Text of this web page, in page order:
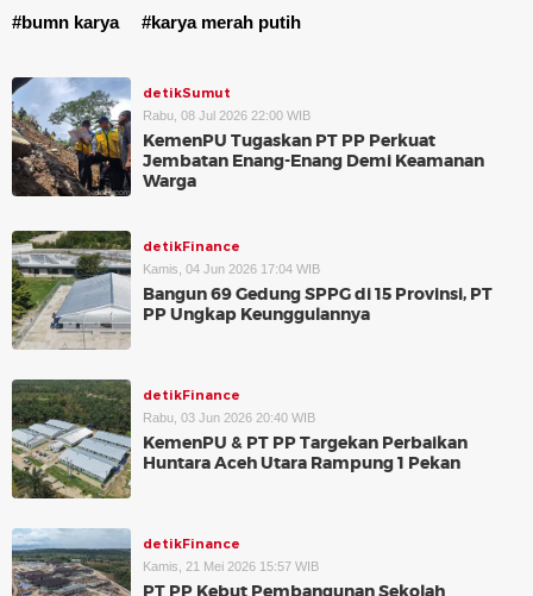
#bumn karya
#karya merah putih
detikSumut
Rabu, 08 Jul 2026 22:00 WIB
KemenPU Tugaskan PT PP Perkuat
Jembatan Enang-Enang Demi Keamanan
Warga
detikFinance
Kamis, 04 Jun 2026 17:04 WIB
Bangun 69 Gedung SPPG di 15 Provinsi, PT
PP Ungkap Keunggulannya
detikFinance
Rabu, 03 Jun 2026 20:40 WIB
KemenPU & PT PP Targekan Perbaikan
Huntara Aceh Utara Rampung 1 Pekan
detikFinance
Kamis, 21 Mei 2026 15:57 WIB
PT PP Kebut Pembangunan Sekolah